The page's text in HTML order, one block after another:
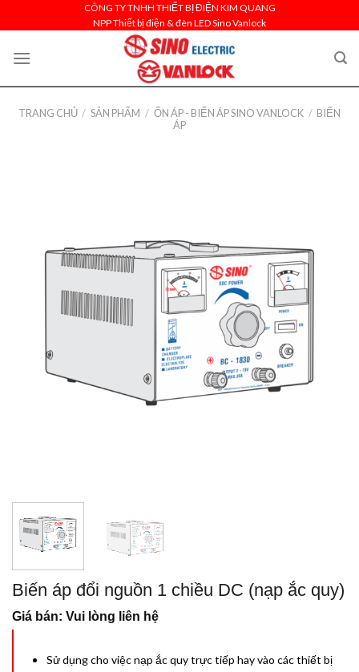
to
content
CÔNG TY TNHH THIẾT BỊ ĐIỆN KIM QUANG
NPP Thiết bị điện & đèn LED Sino Vanlock
TRANG CHỦ / SẢN PHẨM / ỔN ÁP - BIẾN ÁP SINO VANLOCK / BIẾN
ÁP
Biến áp đổi nguồn 1 chiều DC (nạp ắc quy)
Giá bán: Vui lòng liên hệ
Sử dụng cho việc nạp ắc quy trực tiếp hay vào các thiết bị